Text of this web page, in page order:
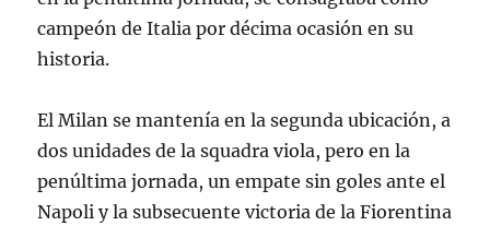
campeón de Italia por décima ocasión en su
historia.
El Milan se mantenía en la segunda ubicación, a
dos unidades de la squadra viola, pero en la
penúltima jornada, un empate sin goles ante el
Napoli y la subsecuente victoria de la Fiorentina